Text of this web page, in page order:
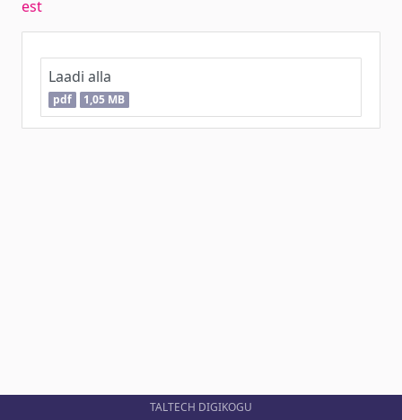
est
Laadi alla
pdf 1,05 MB
TALTECH DIGIKOGU